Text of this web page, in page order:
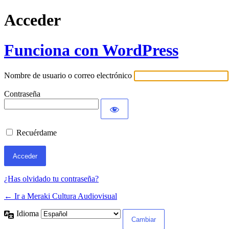
Acceder
Funciona con WordPress
Nombre de usuario o correo electrónico
Contraseña
Recuérdame
¿Has olvidado tu contraseña?
← Ir a Meraki Cultura Audiovisual
Idioma